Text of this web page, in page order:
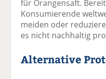
für Orangensaft.
Konsumierende
meiden oder
es nicht nachhaltig
Alternative